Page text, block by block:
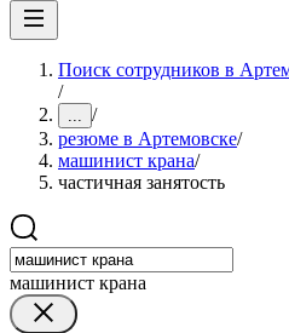
Поиск сотрудников в
/
... /
резюме в Артемовске/
машинист крана/
частичная занятость
машинист крана